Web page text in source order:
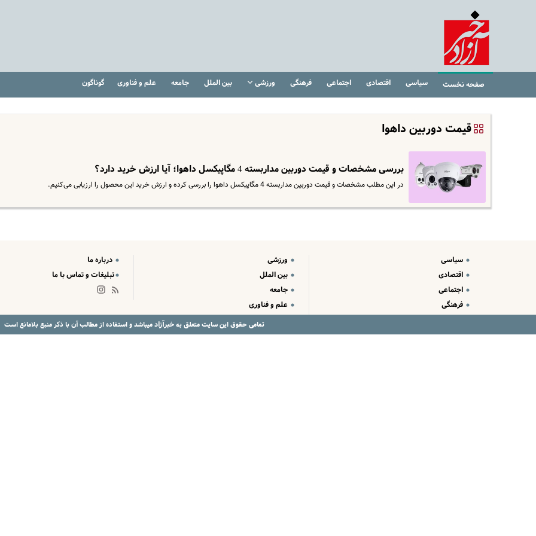
صفحه نخست سیاسی اقتصادی اجتماعی فرهنگی ورزشی بین الملل جامعه علم و فناوری گوناگون
قیمت دوربین داهوا
بررسی مشخصات و قیمت دوربین مداربسته 4 مگاپیکسل داهوا؛ آیا ارزش خرید دارد؟
در این مطلب مشخصات و قیمت دوربین مداربسته 4 مگاپیکسل داهوا را بررسی کرده و ارزش خرید این محصول را ارزیابی می‌کنیم.
سیاسی
اقتصادی
اجتماعی
فرهنگی
ورزشی
بین الملل
جامعه
علم و فناوری
درباره ما
تبلیغات و تماس با ما
تمامی حقوق این سایت متعلق بهخبرآزادمیباشد و استفاده از مطالب آن با ذکر منبع بلامانع است